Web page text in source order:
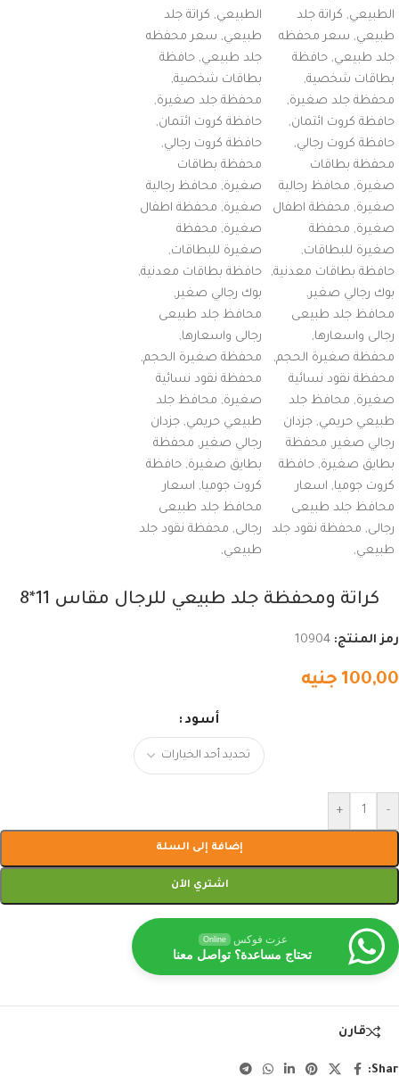
كراتة ومحفظة جلد طبيعي للرجال مقاس 11*8
رمز المنتج: 10904
100,00 جنيه
أسود
-
+
إضافة إلى السلة
اشتري الآن
عزت فوكس Online
تحتاج مساعدة؟ تواصل معنا
قارن